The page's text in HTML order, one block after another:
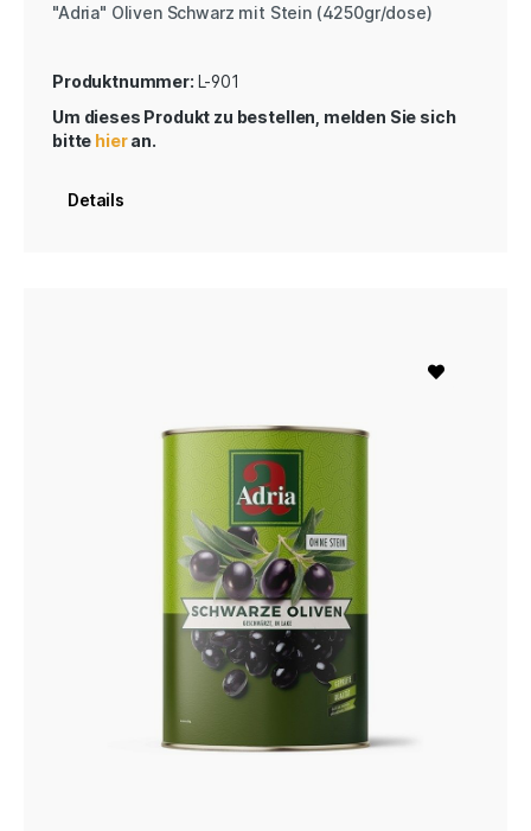
"Adria" Oliven Schwarz mit Stein (4250gr/dose)
Produktnummer: L-901
Um dieses Produkt zu bestellen, melden Sie sich
bitte hieran.
Details